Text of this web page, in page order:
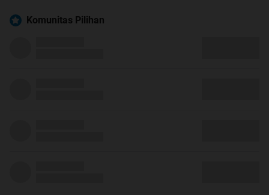
Komunitas Pilihan